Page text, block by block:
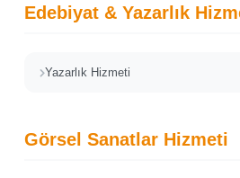
Edebiyat & Yazarlık
Yazarlık Hizmeti
Görsel Sanatlar Hizmeti